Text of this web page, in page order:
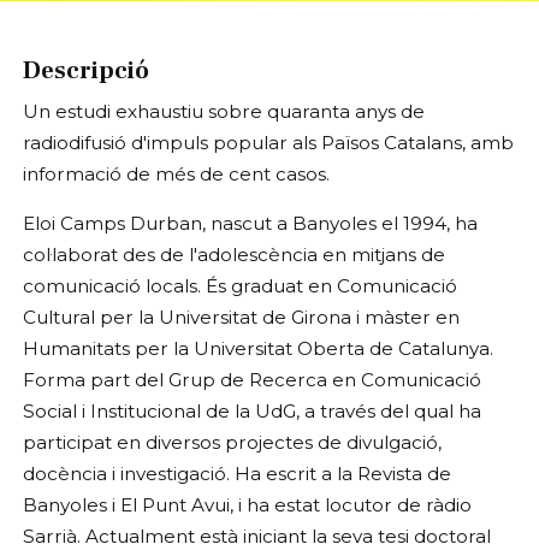
Descripció
Un estudi exhaustiu sobre quaranta anys de
radiodifusió d'impuls popular als Països Catalans, amb
informació de més de cent casos.
Eloi Camps Durban, nascut a Banyoles el 1994, ha
col·laborat des de l'adolescència en mitjans de
comunicació locals. És graduat en Comunicació
Cultural per la Universitat de Girona i màster en
Humanitats per la Universitat Oberta de Catalunya.
Forma part del Grup de Recerca en Comunicació
Social i Institucional de la UdG, a través del qual ha
participat en diversos projectes de divulgació,
docència i investigació. Ha escrit a la Revista de
Banyoles i El Punt Avui, i ha estat locutor de ràdio
Sarrià. Actualment està iniciant la seva tesi doctoral